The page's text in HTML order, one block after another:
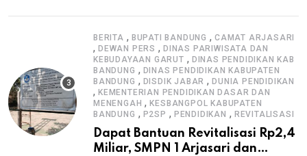
BERITA , BUPATI BANDUNG ,CAMAT ARJASARI
, DEWAN PERS , DINAS PARIWISATA DAN
KEBUDAYAAN GARUT , DINAS PENDIDIKAN KAB
BANDUNG , DINAS PENDIDIKAN KABUPATEN
BANDUNG , DISDIK JABAR ,DUNIA PENDIDIKAN
, KEMENTERIAN PENDIDIKAN DASAR DAN
MENENGAH ,KESBANGPOL KABUPATEN
BANDUNG , P2SP , PENDIDIKAN , REVITALISASI
Dapat Bantuan Revitalisasi Rp2,4
Miliar, SMPN 1 Arjasari dan